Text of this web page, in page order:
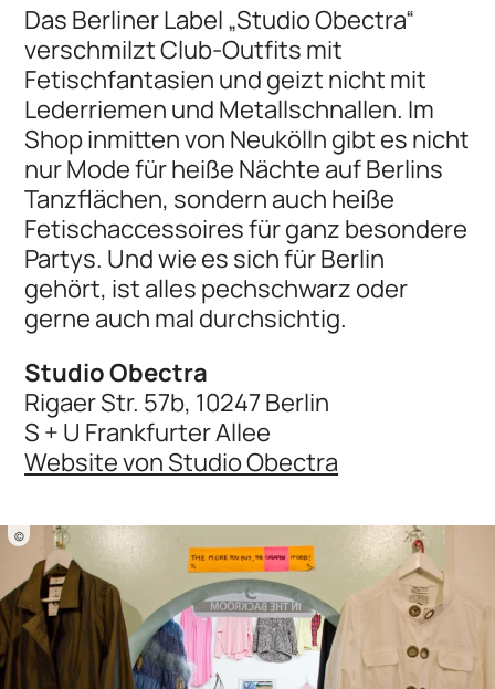
Das Berliner Label „Studio Obectra“
verschmilzt Club-Outfits mit
Fetischfantasien und geizt nicht mit
Lederriemen und Metallschnallen. Im
Shop inmitten von Neukölln gibt es nicht
nur Mode für heiße Nächte auf Berlins
Tanzflächen, sondern auch heiße
Fetischaccessoires für ganz besondere
Partys. Und wie es sich für Berlin
gehört, ist alles pechschwarz oder
gerne auch mal durchsichtig.
Studio Obectra
Rigaer Str. 57b, 10247 Berlin
S + U Frankfurter Allee
Website von Studio Obectra
©